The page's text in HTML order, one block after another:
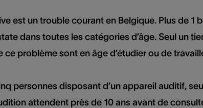
est un trouble courant en Belgique. Plus de 1
dans toutes les catégories d’âge. Seul un
problème sont en âge d’étudier ou de
personnes disposant d’un appareil auditif,
attendent près de 10 ans avant de